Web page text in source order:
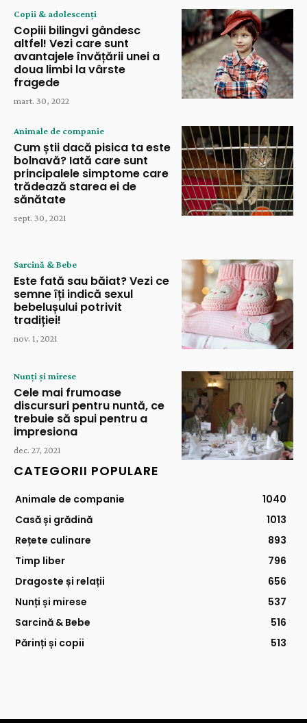
Copii & adolescenți
Copiii bilingvi gândesc
altfel! Vezi care sunt
avantajele învățării unei a
doua limbi la vârste
fragede
mart. 30, 2022
Animale de companie
Cum știi dacă pisica ta este
bolnavă? Iată care sunt
principalele simptome care
trădează starea ei de
sănătate
sept. 30, 2021
Sarcină & Bebe
Este fată sau băiat? Vezi ce
semne îți indică sexul
bebelușului potrivit
tradiției!
nov. 1, 2021
Nunți și mirese
Cele mai frumoase
discursuri pentru nuntă, ce
trebuie să spui pentru a
impresiona
dec. 27, 2021
CATEGORII POPULARE
Animale de companie
1040
Casă și grădină
1013
Rețete culinare
893
Timp liber
796
Dragoste și relații
656
Nunți și mirese
537
Sarcină & Bebe
516
Părinți și copii
513